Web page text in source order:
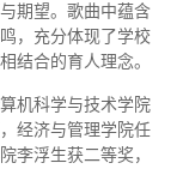
期望。歌曲中蕴含
，充分体现了学校
结合的育人理念。
机科学与技术学院
经济与管理学院任
李浮生获二等奖，